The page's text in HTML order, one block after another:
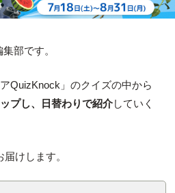
部です。
QuizKnock」のクイズの中から
プし、日替わりで紹介していく
けします。